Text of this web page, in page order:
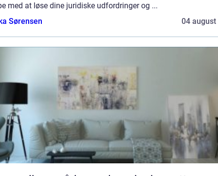
med at løse dine juridiske udfordringer og ...
Sørensen
04 august